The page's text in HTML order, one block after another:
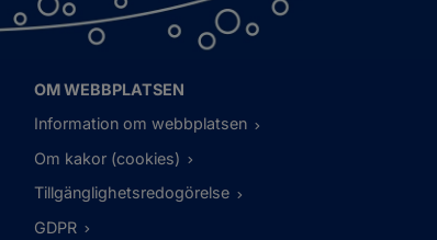
OM WEBBPLATSEN
Information om webbplatsen
Om kakor (cookies)
Tillgänglighetsredogörelse
GDPR